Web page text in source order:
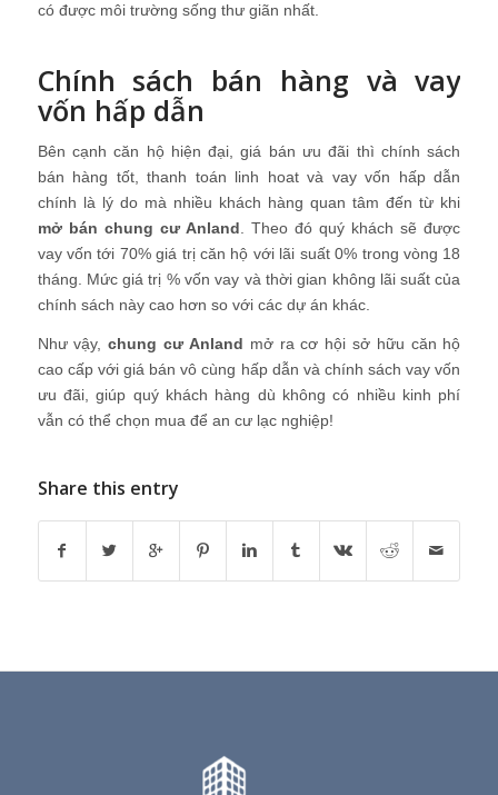
có được môi trường sống thư giãn nhất.
Chính sách bán hàng và vay
vốn hấp dẫn
Bên cạnh căn hộ hiện đại, giá bán ưu đãi thì chính sách
bán hàng tốt, thanh toán linh hoat và vay vốn hấp dẫn
chính là lý do mà nhiều khách hàng quan tâm đến từ khi
mở bán chung cư Anland . Theo đó quý khách sẽ được
vay vốn tới 70% giá trị căn hộ với lãi suất 0% trong vòng 18
tháng. Mức giá trị % vốn vay và thời gian không lãi suất của
chính sách này cao hơn so với các dự án khác.
Như vậy,chung cư Anland mở ra cơ hội sở hữu căn hộ
cao cấp với giá bán vô cùng hấp dẫn và chính sách vay vốn
ưu đãi, giúp quý khách hàng dù không có nhiều kinh phí
vẫn có thể chọn mua để an cư lạc nghiệp!
Share this entry